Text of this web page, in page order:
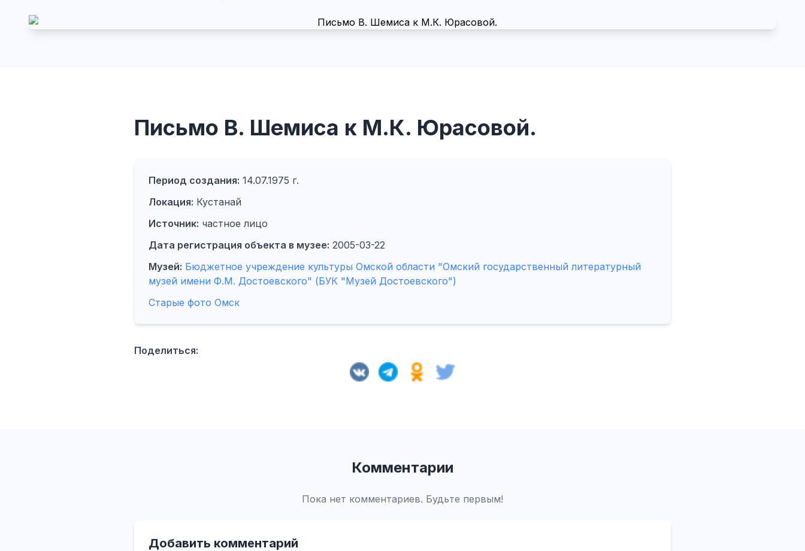
Письмо В. Шемиса к М.К. Юрасовой.
Период создания: 14.07.1975 г.
Локация: Кустанай
Источник: частное лицо
Дата регистрация объекта в музее: 2005-03-22
Музей: Бюджетное учреждение культуры Омской области "Омский государственный литературный
музей имени Ф.М. Достоевского" (БУК "Музей Достоевского")
Старые фото Омск
Поделиться:
Комментарии
Пока нет комментариев. Будьте первым!
Добавить комментарий